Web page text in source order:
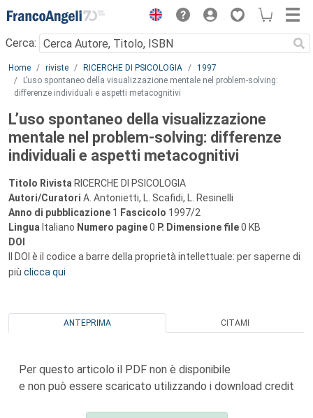
Menu
Cerca:
Main content
Home riviste RICERCHE DI PSICOLOGIA
1997
L’uso spontaneo della visualizzazione mentale nel problem-solving:
differenze individuali e aspetti metacognitivi
L’uso spontaneo della visualizzazione
mentale nel problem-solving: differenze
individuali e aspetti metacognitivi
Titolo Rivista RICERCHE DI PSICOLOGIA
Autori/Curatori A. Antonietti, L. Scafidi, L. Resinelli
Anno di pubblicazione 1 Fascicolo 1997/2
Lingua Italiano Numero pagine0 P. Dimensione file0 KB
DOI
Il DOI è il codice a barre della proprietà intellettuale: per saperne di
più clicca qui
ANTEPRIMA CITAMI
Per questo articolo il PDF non è disponibile
e non può essere scaricato utilizzando i download credit